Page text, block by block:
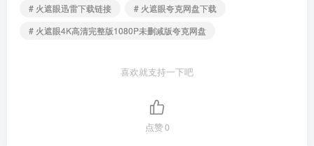
# 火遮眼迅雷下载链接
# 火遮眼夸克网盘下载
# 火遮眼4K高清完整版1080P未删减版夸克网盘
喜欢就支持一下吧
点赞0